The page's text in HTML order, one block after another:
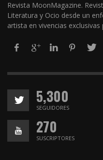
Revista MoonMagazine.
Literatura y Ocio desde un
artista en vivencias exclusivas
5,300
SEGUIDORES
270
SUSCRIPTORES